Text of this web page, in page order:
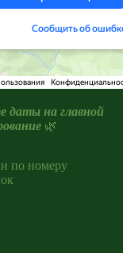
даты на главной
🌿
по номеру